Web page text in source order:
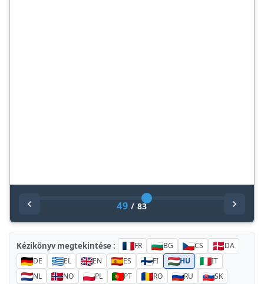
49 / 83
Kézikönyv megtekintése : FR BG CS
DA
DE
EL EN ES FI HU
IT
NL
NO PL PT RO RU
SK